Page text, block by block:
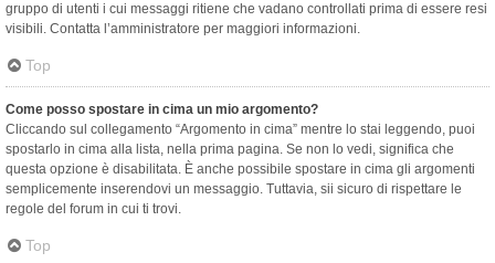
gruppo di utenti i cui messaggi ritiene che vadano controllati prima di essere resi
visibili. Contatta l’amministratore per maggiori informazioni.
Top
Come posso spostare in cima un mio argomento?
Cliccando sul collegamento “Argomento in cima” mentre lo stai leggendo, puoi
spostarlo in cima alla lista, nella prima pagina. Se non lo vedi, significa che
questa opzione è disabilitata. È anche possibile spostare in cima gli argomenti
semplicemente inserendovi un messaggio. Tuttavia, sii sicuro di rispettare le
regole del forum in cui ti trovi.
Top